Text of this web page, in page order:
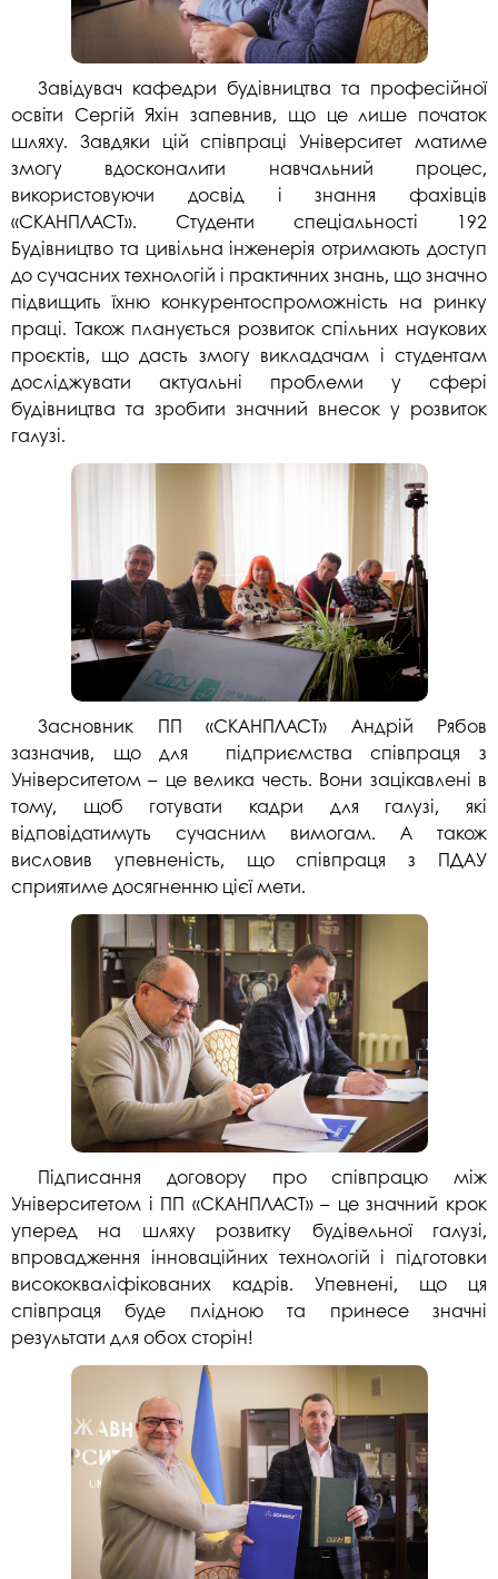
Завідувач кафедри будівництва та професійної
освіти Сергій Яхін запевнив, що це лише початок
шляху. Завдяки цій співпраці Університет матиме
змогу вдосконалити навчальний процес,
використовуючи досвід і знання фахівців
«СКАНПЛАСТ». Студенти спеціальності 192
Будівництво та цивільна інженерія отримають доступ
до сучасних технологій і практичних знань, що значно
підвищить їхню конкурентоспроможність на ринку
праці. Також планується розвиток спільних наукових
проєктів, що дасть змогу викладачам і студентам
досліджувати актуальні проблеми у сфері
будівництва та зробити значний внесок у розвиток
галузі.
Засновник ПП «СКАНПЛАСТ» Андрій Рябов
зазначив, що для підприємства співпраця з
Університетом – це велика честь. Вони зацікавлені в
тому, щоб готувати кадри для галузі, які
відповідатимуть сучасним вимогам. А також
висловив упевненість, що співпраця з ПДАУ
сприятиме досягненню цієї мети.
Підписання договору про співпрацю між
Університетом і ПП «СКАНПЛАСТ» – це значний крок
уперед на шляху розвитку будівельної галузі,
впровадження інноваційних технологій і підготовки
висококваліфікованих кадрів. Упевнені, що ця
співпраця буде плідною та принесе значні
результати для обох сторін!